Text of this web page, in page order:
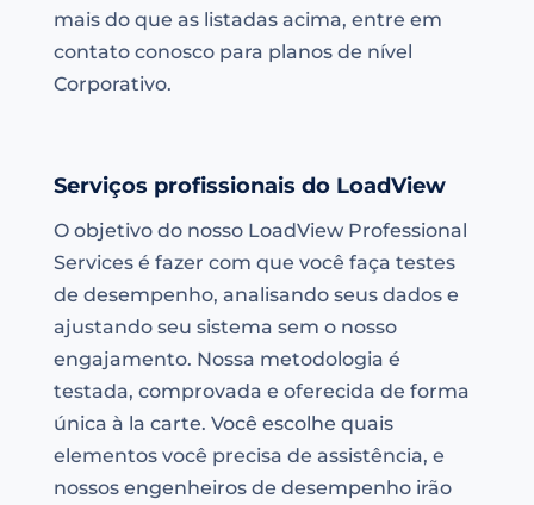
mais do que as listadas acima, entre em
contato conosco para planos de nível
Corporativo.
Serviços profissionais do LoadView
O objetivo do nosso LoadView Professional
Services é fazer com que você faça testes
de desempenho, analisando seus dados e
ajustando seu sistema sem o nosso
engajamento. Nossa metodologia é
testada, comprovada e oferecida de forma
única à la carte. Você escolhe quais
elementos você precisa de assistência, e
nossos engenheiros de desempenho irão